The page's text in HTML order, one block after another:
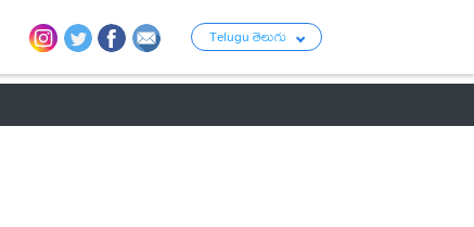
Telugu తెలుగు